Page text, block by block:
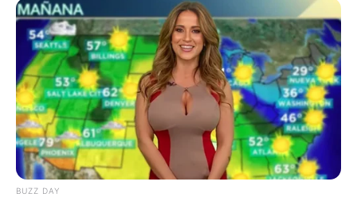
(foto: instagram/gladyslazarus90)
7. Duo biduan dangdut ini memiliki ciri khas milenial
yang kekinian dan sering tampil dengan koreografi
asyik
BUZZ DAY